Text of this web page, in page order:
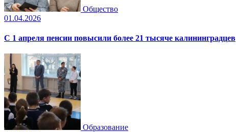
Общество
01.04.2026
С 1 апреля пенсии повысили более 21 тысяче калининградцев
Образование